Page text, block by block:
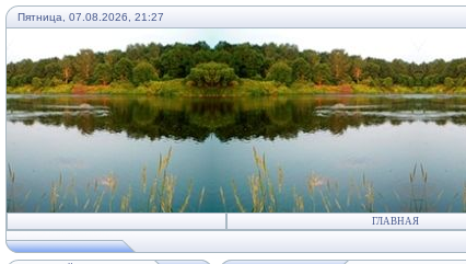
Пятница, 07.08.2026, 21:27
ГЛАВНАЯ